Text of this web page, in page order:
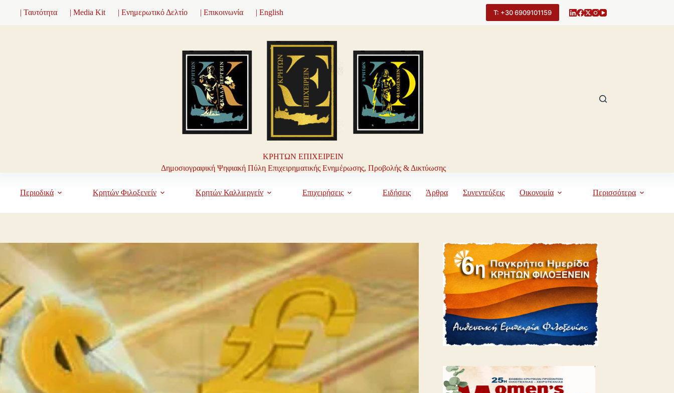
| Ταυτότητα | Media Kit | Ενημερωτικό Δελτίο | Επικοινωνία | English Τ: +30 6909101159
ΚΡΗΤΩΝ ΕΠΙΧΕΙΡΕΙΝ
Δημοσιογραφική Ψηφιακή Πύλη Επιχειρηματικής Ενημέρωσης, Προβολής & Δικτύωσης
Περιοδικά Κρητών Φιλοξενείν Κρητών Καλλιεργείν Επιχειρήσεις Ειδήσεις Άρθρα Συνεντεύξεις Οικονομία Περισσότερα